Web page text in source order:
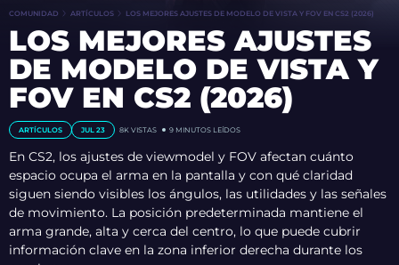
COMUNIDAD ARTÍCULOS LOS MEJORES AJUSTES DE MODELO DE VISTA Y FOV EN CS2 (2026)
LOS MEJORES AJUSTES
DE MODELO DE VISTA Y
FOV EN CS2 (2026)
ARTÍCULOS JUL 23 8K VISTAS 9 MINUTOS LEÍDOS
En CS2, los ajustes de viewmodel y FOV afectan cuánto
espacio ocupa el arma en la pantalla y con qué claridad
siguen siendo visibles los ángulos, las utilidades y las señales
de movimiento. La posición predeterminada mantiene el
arma grande, alta y cerca del centro, lo que puede cubrir
información clave en la zona inferior derecha durante los